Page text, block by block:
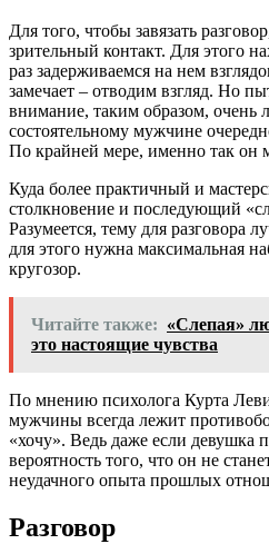
Для того, чтобы завязать
зрительный контакт. Для этого
раз задерживаемся на нем
замечает – отводим взгляд. Но
внимание, таким образом, очень
состоятельному мужчине
По крайней мере, именно так он
Куда более практичный и
столкновение и последующий
Разумеется, тему для разговора
для этого нужна максимальная
кругозор.
Читайте также: «Слепая»
это настоящие чувства
По мнению психолога Курта
мужчины всегда лежит
«хочу». Ведь даже если девушка
вероятность того, что он не
неудачного опыта прошлых
Разговор